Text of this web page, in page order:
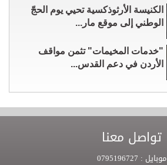
الكنيسة الأرثوذكسية تحيي يوم الحجّ
الوطني إلى موقع مار...
"خدمات المخيمات" تثمن مواقف
الأردن في دعم القدس...
تواصل معنا
موبايل :